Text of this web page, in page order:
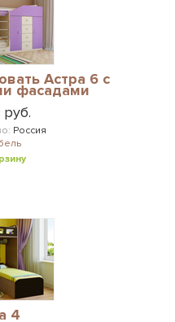
Астра 6 с
фасадами
Россия
4